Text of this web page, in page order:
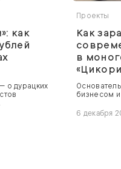
как
о дурацких
Проекты
Как
в
бизнесом
6 декабря